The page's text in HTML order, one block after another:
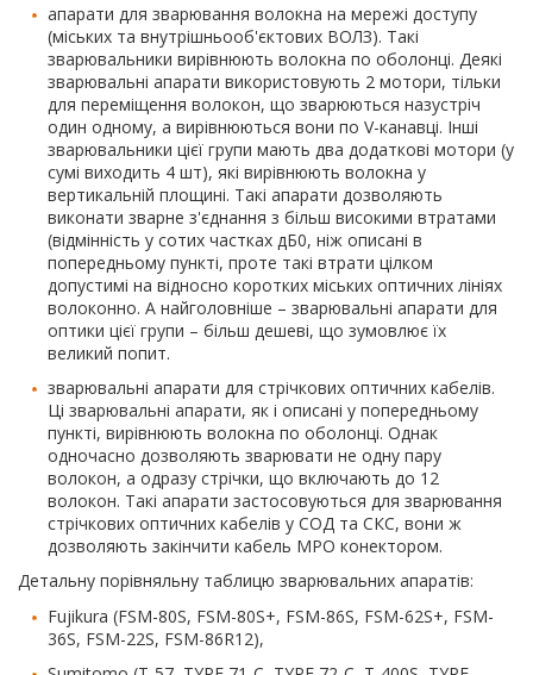
апарати для зварювання волокна на мережі доступу
(міських та внутрішньооб'єктових ВОЛЗ). Такі
зварювальники вирівнюють волокна по оболонці. Деякі
зварювальні апарати використовують 2 мотори, тільки
для переміщення волокон, що зварюються назустріч
один одному, а вирівнюються вони по V-канавці. Інші
зварювальники цієї групи мають два додаткові мотори (у
сумі виходить 4 шт), які вирівнюють волокна у
вертикальній площині. Такі апарати дозволяють
виконати зварне з'єднання з більш високими втратами
(відмінність у сотих частках дБ0, ніж описані в
попередньому пункті, проте такі втрати цілком
допустимі на відносно коротких міських оптичних лініях
волоконно. А найголовніше – зварювальні апарати для
оптики цієї групи – більш дешеві, що зумовлює їх
великий попит.
зварювальні апарати для стрічкових оптичних кабелів.
Ці зварювальні апарати, як і описані у попередньому
пункті, вирівнюють волокна по оболонці. Однак
одночасно дозволяють зварювати не одну пару
волокон, а одразу стрічки, що включають до 12
волокон. Такі апарати застосовуються для зварювання
стрічкових оптичних кабелів у СОД та СКС, вони ж
дозволяють закінчити кабель MPO конектором.
Детальну порівняльну таблицю зварювальних апаратів:
Fujikura (FSM-80S, FSM-80S+, FSM-86S, FSM-62S+, FSM-
36S, FSM-22S, FSM-86R12),